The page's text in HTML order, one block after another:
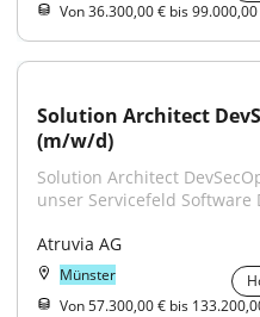
Von 36.300,00 € bis
Solution Architect
(m/w/d)
Solution Architect
unser Servicefeld Software
Atruvia AG
Münster
Von 57.300,00 € bis